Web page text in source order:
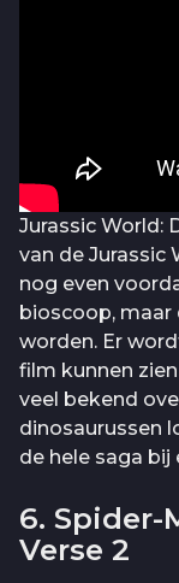
Jurassic World:
van de Jurassic
nog even
bioscoop,
worden. Er
film kunnen
veel bekend
dinosaurussen
de hele saga
6. Spider-
Verse 2